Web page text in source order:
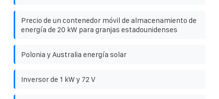
Precio de un contenedor móvil de almacenamiento de
energía de 20 kW para granjas estadounidenses
Polonia y Australia energía solar
Inversor de 1 kW y 72 V